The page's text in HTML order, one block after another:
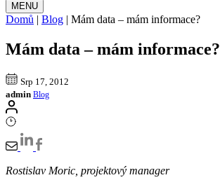
MENU
Domů | Blog | Mám data – mám informace?
Mám data – mám informace?
Srp 17, 2012
admin Blog
Rostislav Moric, projektový manager